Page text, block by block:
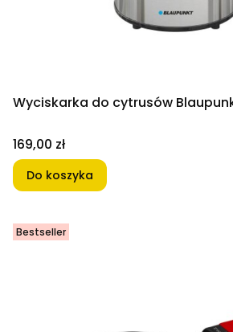
Wyciskarka do cytrusów
Cena
169,00 zł
Do koszyka
Bestseller